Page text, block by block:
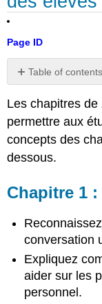
Page ID
Table of contents
1 :
Introduction
Chapitre
Lire
comprendre
l'argument
Chapitre
3 :
un
résumé
de
Les chapitres de
permettre aux
concepts des
dessous.
Chapitre 1
conversation
Expliquez
aider sur les
personnel.